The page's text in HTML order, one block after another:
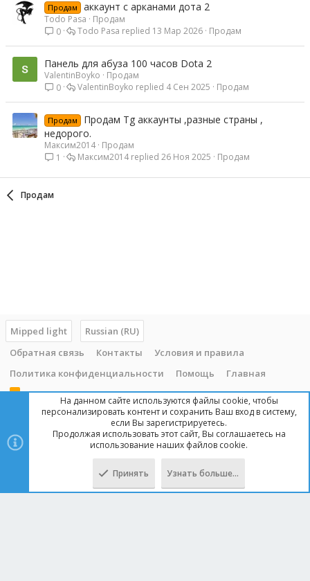
Продам аккаунт с арканами дота 2
Todo Pasa
Продам
0
Продам
13 Мар 2026
Todo Pasa
Панель для абуза 100 часов Dota 2
ValentinBoyko
Продам
0
Продам
4 Сен 2025
ValentinBoyko
Продам
Продам Tg аккаунты ,разные страны ,
недорого.
Максим2014 Продам
1
Продам
26 Ноя 2025
Максим2014
Продам
Mipped light
Russian (RU)
Обратная связь
Контакты
Условия и правила
Политика конфиденциальности
Помощь Главная
R
Copyright © 2014 - 2025, mipped.com. Все права защищены. При
копировании материала с сайта, обратная ссылка обязательна!
На данном сайте используются файлы cookie, чтобы
персонализировать контент и сохранить Ваш вход в систему,
если Вы зарегистрируетесь.
Продолжая использовать этот сайт, Вы соглашаетесь на
использование наших файлов cookie.
Принять Узнать больше…